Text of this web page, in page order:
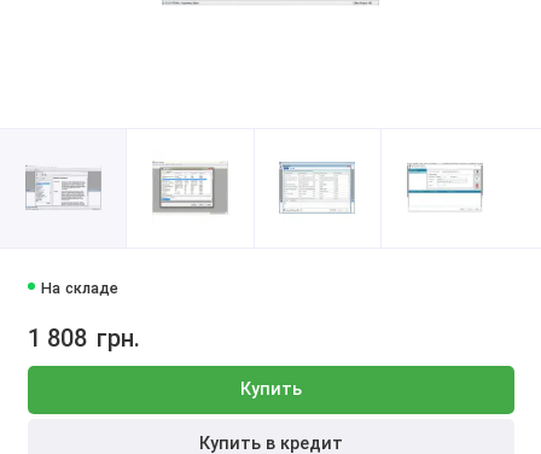
На складе
1 808 грн.
Купить
Купить в кредит